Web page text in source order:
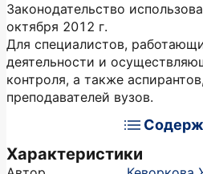
Законодательство
октября 2012 г.
Для специалистов,
деятельности и
контроля, а также
преподавателей вузов.
Характеристики